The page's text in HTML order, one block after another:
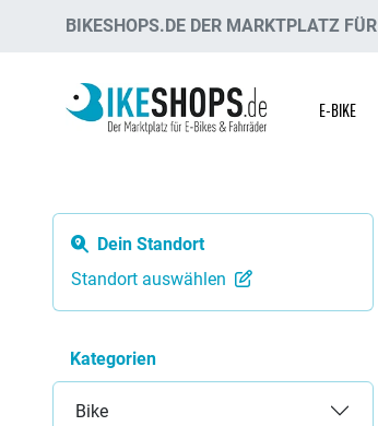
BIKESHOPS.DE DER MARKTPLATZ
E-BIKE
Dein Standort
Standort auswählen
Kategorien
BikeSALE SALE